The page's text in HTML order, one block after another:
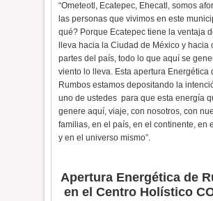
“Ometeotl, Ecatepec, Ehecatl, somos
las personas que vivimos en este
qué? Porque Ecatepec tiene la ventaja
lleva hacia la Ciudad de México y hacia
partes del país, todo lo que aquí se
viento lo lleva. Esta apertura Energética
Rumbos estamos depositando la
uno de ustedes para que esta energía
genere aquí, viaje, con nosotros, con
familias, en el país, en el continente, en
y en el universo mismo”.
Apertura Energética de
en el Centro Holístico